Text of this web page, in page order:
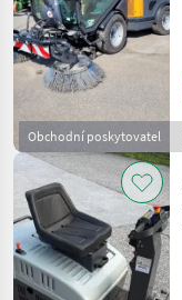
Obchodní poskytovatel